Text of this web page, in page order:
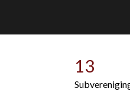
13